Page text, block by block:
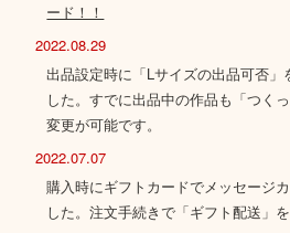
ード！！
2022.08.29
出品設定時に「Lサイズの出品可否」
した。すでに出品中の作品も「つく
変更が可能です。
2022.07.07
購入時にギフトカードでメッセージ
した。注文手続きで「ギフト配送」を